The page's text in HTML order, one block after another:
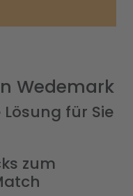
Wedemark
für Sie
zum